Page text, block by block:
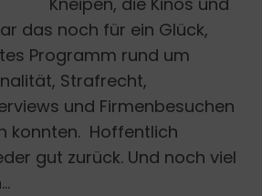
das noch für ein Glück,
Programm rund um
Strafrecht,
und Firmenbesuchen
konnten. Hoffentlich
gut zurück. Und noch viel